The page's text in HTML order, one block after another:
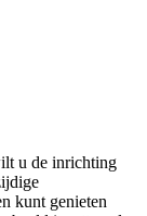
kunt genieten
inzetten als
voor een